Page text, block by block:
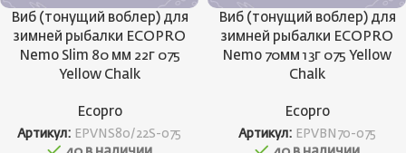
Виб (тонущий воблер) для
зимней рыбалки ECOPRO
Nemo Slim 80 мм 22г 075
Yellow Chalk
Ecopro
Артикул: EPVNS80/22S-075
Виб (тонущий воблер) для
зимней рыбалки ECOPRO
Nemo 70мм 13г 075 Yellow
Chalk
Ecopro
Артикул: EPVBN70-075